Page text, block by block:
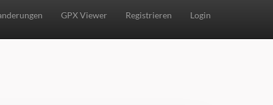
GPX Viewer Registrieren Login